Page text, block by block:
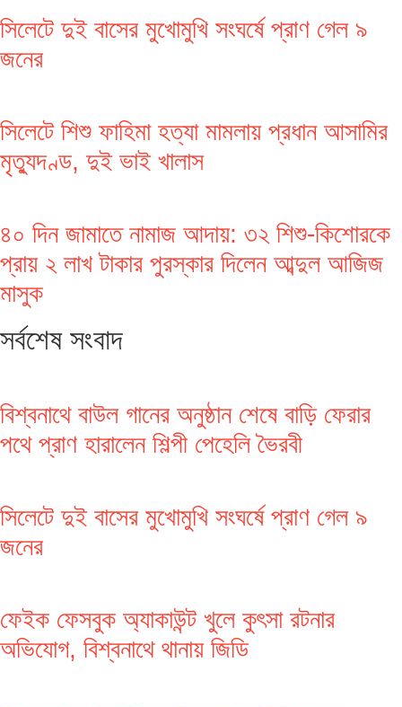
সিলেটে দুই বাসের মুখোমুখি সংঘর্ষে প্রাণ গেল ৯
জনের
সিলেটে শিশু ফাহিমা হত্যা মামলায় প্রধান আসামির
মৃত্যুদণ্ড, দুই ভাই খালাস
৪০ দিন জামাতে নামাজ আদায়: ৩২ শিশু-কিশোরকে
প্রায় ২ লাখ টাকার পুরস্কার দিলেন আব্দুল আজিজ
মাসুক
সর্বশেষ সংবাদ
বিশ্বনাথে বাউল গানের অনুষ্ঠান শেষে বাড়ি ফেরার
পথে প্রাণ হারালেন শিল্পী পেহেলি ভৈরবী
সিলেটে দুই বাসের মুখোমুখি সংঘর্ষে প্রাণ গেল ৯
জনের
ফেইক ফেসবুক অ্যাকাউন্ট খুলে কুৎসা রটনার
অভিযোগ, বিশ্বনাথে থানায় জিডি